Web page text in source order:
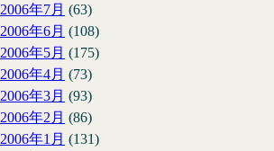
2006年7月 (63)
2006年6月 (108)
2006年5月 (175)
2006年4月 (73)
2006年3月 (93)
2006年2月 (86)
2006年1月 (131)